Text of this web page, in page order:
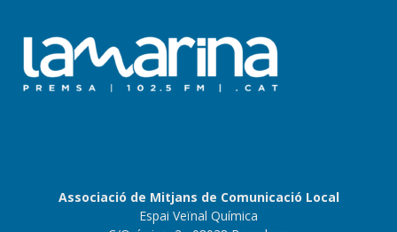
Associació de Mitjans de Comunicació Local
Espai Veïnal Química